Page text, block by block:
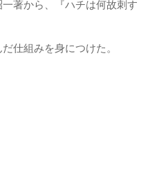
一著から、『ハチは何故刺す
仕組みを身につけた。